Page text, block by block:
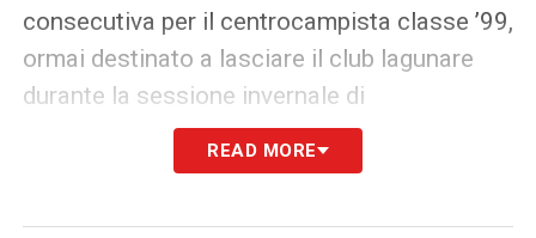
consecutiva per il centrocampista classe ’99,
ormai destinato a lasciare il club lagunare
durante la sessione invernale di
calciomercato. L’ex Bayern Monaco è
vicinissimo allaSampdoria, che nelle
READ MORE